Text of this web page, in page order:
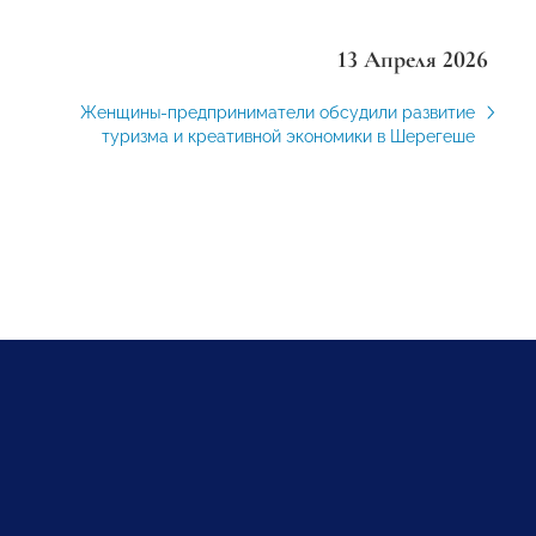
13 Апреля 2026
Женщины-предприниматели обсудили развитие
туризма и креативной экономики в Шерегеше